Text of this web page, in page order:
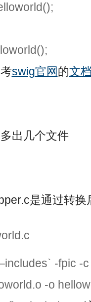
swig官网的文
出几个文件
是通过转
-fpic -
-o